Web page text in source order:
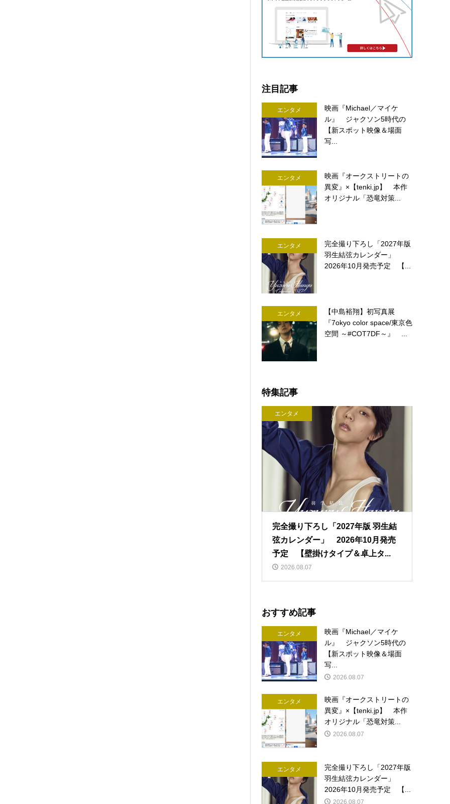
注目記事
エンタメ
映画『Michael／マイケ
ル』 ジャクソン5時代の
【新スポット映像＆場面
写...
エンタメ
映画『オークストリートの
異変』×【tenki.jp】 本作
オリジナル「恐竜対策...
エンタメ
完全撮り下ろし「2027年版
羽生結弦カレンダー」
2026年10月発売予定 【...
エンタメ
【中島裕翔】初写真展
『7okyo color space/東京色
空間 ～#COT7DF～』 ...
特集記事
エンタメ
完全撮り下ろし「2027年版 羽生結
弦カレンダー」 2026年10月発売
予定 【壁掛けタイプ＆卓上タ...
2026.08.07
おすすめ記事
エンタメ
映画『Michael／マイケ
ル』 ジャクソン5時代の
【新スポット映像＆場面
写...
2026.08.07
エンタメ
映画『オークストリートの
異変』×【tenki.jp】 本作
オリジナル「恐竜対策...
2026.08.07
エンタメ
完全撮り下ろし「2027年版
羽生結弦カレンダー」
2026年10月発売予定 【...
2026.08.07